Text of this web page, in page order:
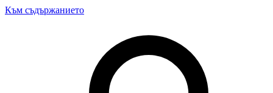
Към съдържанието